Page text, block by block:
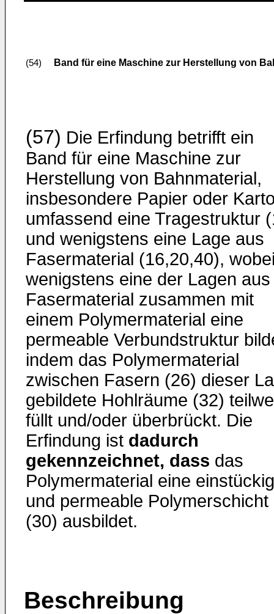
(54) Band für eine Maschine zur Herstellung von
(57) Die Erfindung betrifft ein
Band für eine Maschine zur
Herstellung von Bahnmaterial,
insbesondere Papier oder
umfassend eine Tragestruktur
und wenigstens eine Lage aus
Fasermaterial (16,20,40),
wenigstens eine der Lagen aus
Fasermaterial zusammen mit
einem Polymermaterial eine
permeable Verbundstruktur
indem das Polymermaterial
zwischen Fasern (26) dieser
gebildete Hohlräume (32)
füllt und/oder überbrückt. Die
Erfindung ist dadurch
gekennzeichnet, dass das
Polymermaterial eine
und permeable Polymerschicht
(30) ausbildet.
Beschreibung